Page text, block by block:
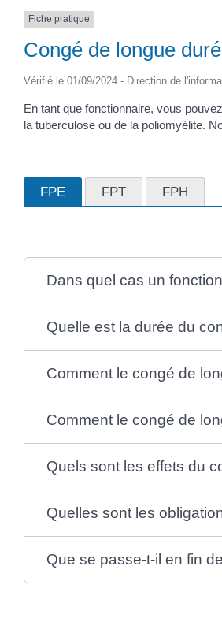
Fiche pratique
Congé de longue
Vérifié le 01/09/2024 - Direction de
En tant que fonctionnaire, vous
la tuberculose ou de la poliomyélite.
FPE FPT FPH
Dans quel cas un
Quelle est la durée du
Comment le congé de
Comment le congé de
Quels sont les effets du
Quelles sont les
Que se passe-t-il en fin